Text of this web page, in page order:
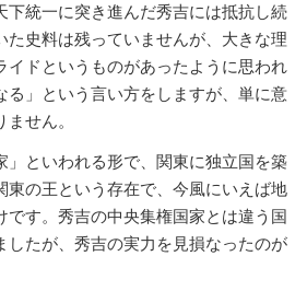
下統一に突き進んだ秀吉には抵抗し続
た史料は残っていませんが、大きな理
イドというものがあったように思われ
る」という言い方をしますが、単に意
せん。
といわれる形で、関東に独立国を築
東の王という存在で、今風にいえば地
です。秀吉の中央集権国家とは違う国
したが、秀吉の実力を見損なったのが